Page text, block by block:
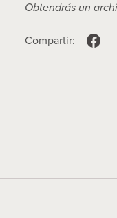
Obtendrás un
Compartir: